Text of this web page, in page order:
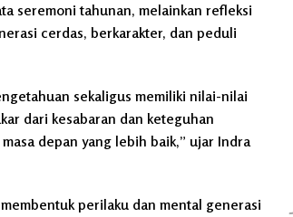
seremoni tahunan, melainkan refleksi
cerdas, berkarakter, dan peduli
sekaligus memiliki nilai-nilai
dari kesabaran dan keteguhan
depan yang lebih baik,” ujar Indra
perilaku dan mental generasi